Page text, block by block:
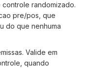
randomizado.
pre/pos, que
do que nenhuma
Valide em
quando